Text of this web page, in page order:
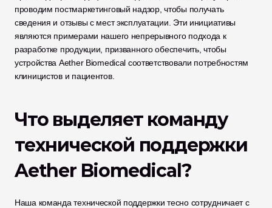
проводим постмаркетинговый надзор, чтобы получать
сведения и отзывы с мест эксплуатации. Эти инициативы
являются примерами нашего непрерывного подхода к
разработке продукции, призванного обеспечить, чтобы
устройства Aether Biomedical соответствовали потребностям
клиницистов и пациентов.
Что выделяет команду
технической поддержки
Aether Biomedical?
Наша команда технической поддержки тесно сотрудничает с